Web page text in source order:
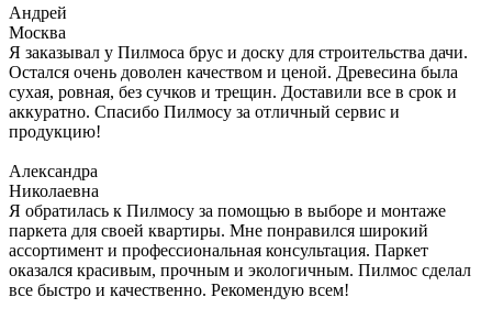
Андрей
Москва
Я заказывал у Пилмоса брус и доску для строительства дачи.
Остался очень доволен качеством и ценой. Древесина была
сухая, ровная, без сучков и трещин. Доставили все в срок и
аккуратно. Спасибо Пилмосу за отличный сервис и
продукцию!
Александра
Николаевна
Я обратилась к Пилмосу за помощью в выборе и монтаже
паркета для своей квартиры. Мне понравился широкий
ассортимент и профессиональная консультация. Паркет
оказался красивым, прочным и экологичным. Пилмос сделал
все быстро и качественно. Рекомендую всем!